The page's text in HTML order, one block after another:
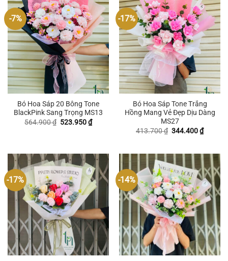
-7%
Bó Hoa Sáp 20 Bông Tone
BlackPink Sang Trọng MS13
564.900₫ Giá
523.950₫Giá
hiện
-17%
Bó Hoa Sáp Tone Trắng
Hồng Mang Vẻ Đẹp Dịu Dàng
MS27
413.700₫ Giá
344.400₫Giá
hiện
-17% -14%